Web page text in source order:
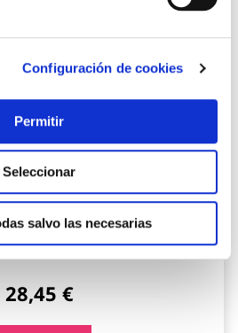
Configuración de cookies
Permitir
Seleccionar
salvo las necesarias
nivel
28,45 €